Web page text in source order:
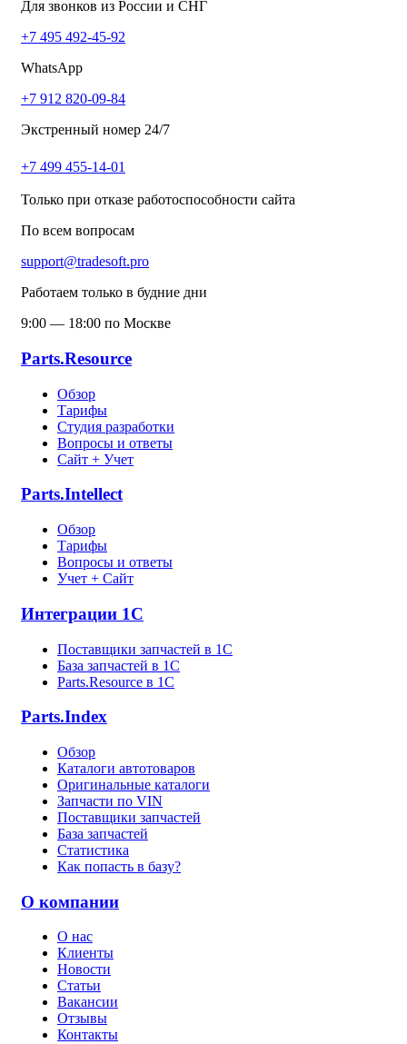
Для звонков из России и СНГ
+7 495 492-45-92
WhatsApp
+7 912 820-09-84
Экстренный номер 24/7
+7 499 455-14-01
Только при отказе работоспособности сайта
По всем вопросам
support@tradesoft.pro
Работаем только в будние дни
9:00 — 18:00 по Москве
Parts.Resource
Обзор
Тарифы
Студия разработки
Вопросы и ответы
Сайт + Учет
Parts.Intellect
Обзор
Тарифы
Вопросы и ответы
Учет + Сайт
Интеграции 1С
Поставщики запчастей в 1C
База запчастей в 1С
Parts.Resource в 1C
Parts.Index
Обзор
Каталоги автотоваров
Оригинальные каталоги
Запчасти по VIN
Поставщики запчастей
База запчастей
Статистика
Как попасть в базу?
О компании
О нас
Клиенты
Новости
Статьи
Вакансии
Отзывы
Контакты